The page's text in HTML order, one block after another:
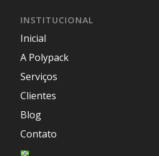
INSTITUCIONAL
Inicial
A Polypack
Serviços
Clientes
Blog
Contato